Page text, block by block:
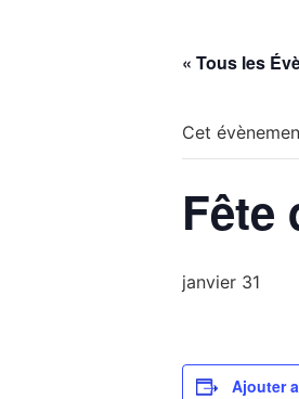
« Tous les
Cet
Fête
janvier 31
Ajouter